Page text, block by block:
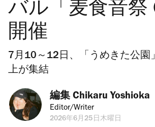
バル「麦食音祭
開催
7月10～12日、「うめきた公園
上が集結
編集 Chikaru Yoshioka
Editor/Writer
2026年6月25日木曜日